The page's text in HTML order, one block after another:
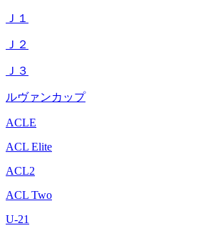
Ｊ１
Ｊ２
Ｊ３
ルヴァンカップ
ACLE
ACL Elite
ACL2
ACL Two
U-21